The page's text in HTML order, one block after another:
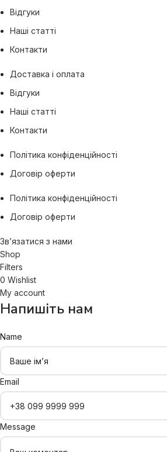
Відгуки
Наші статті
Контакти
Доставка і оплата
Відгуки
Наші статті
Контакти
Політика конфіденційності
Договір оферти
Політика конфіденційності
Договір оферти
Зв’язатися з нами
Shop
Filters
0 Wishlist
My account
Напишіть нам
Name
Email
Message